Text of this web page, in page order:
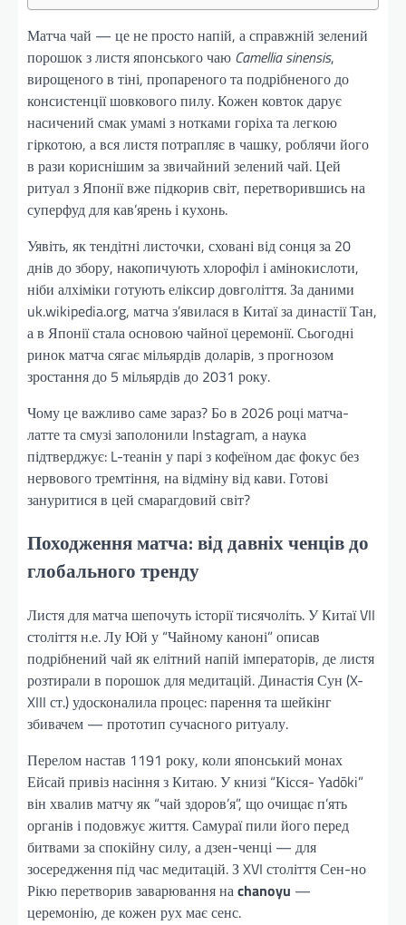
Матча чай — це не просто напій, а справжній зелений
порошок з листя японського чаю Camellia sinensis,
вирощеного в тіні, пропареного та подрібненого до
консистенції шовкового пилу. Кожен ковток дарує
насичений смак умамі з нотками горіха та легкою
гіркотою, а вся листя потрапляє в чашку, роблячи його
в рази кориснішим за звичайний зелений чай. Цей
ритуал з Японії вже підкорив світ, перетворившись на
суперфуд для кав’ярень і кухонь.
Уявіть, як тендітні листочки, сховані від сонця за 20
днів до збору, накопичують хлорофіл і амінокислоти,
ніби алхіміки готують еліксир довголіття. За даними
uk.wikipedia.org, матча з’явилася в Китаї за династії Тан,
а в Японії стала основою чайної церемонії. Сьогодні
ринок матча сягає мільярдів доларів, з прогнозом
зростання до 5 мільярдів до 2031 року.
Чому це важливо саме зараз? Бо в 2026 році матча-
латте та смузі заполонили Instagram, а наука
підтверджує: L-теанін у парі з кофеїном дає фокус без
нервового тремтіння, на відміну від кави. Готові
зануритися в цей смарагдовий світ?
Походження матча: від давніх ченців до
глобального тренду
Листя для матча шепочуть історії тисячоліть. У Китаї VII
століття н.е. Лу Юй у “Чайному каноні” описав
подрібнений чай як елітний напій імператорів, де листя
розтирали в порошок для медитацій. Династія Сун (X-
XIII ст.) удосконалила процес: парення та шейкінг
збивачем — прототип сучасного ритуалу.
Перелом настав 1191 року, коли японський монах
Ейсай привіз насіння з Китаю. У книзі “Кісся- Yadōki”
він хвалив матчу як “чай здоров’я”, що очищає п’ять
органів і подовжує життя. Самураї пили його перед
битвами за спокійну силу, а дзен-ченці — для
зосередження під час медитацій. З XVI століття Сен-но
Рікю перетворив заварювання наchanoyu —
церемонію, де кожен рух має сенс.